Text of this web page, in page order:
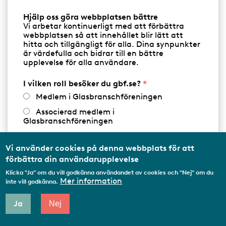
BILGLAS
Carglass® Avesta
https://www.carglass.se/workshops/workshop/avesta
/myntgatan-10-233
Myntgatan 10
774 30 AVESTA
Telefon:
Produkter & tjänster
BILGLAS
Hjälp oss göra webbplatsen bättre
Vi arbetar kontinuerligt med att förbättra
webbplatsen så att innehållet blir lätt att
hitta och tillgängligt för alla. Dina synpunkter
är värdefulla och bidrar till en bättre
upplevelse för alla användare.
I vilken roll besöker du gbf.se?
Medlem i Glasbranschföreningen
Associerad medlem i
Glasbranschföreningen
medlemsorganisation/Svenskt Näringsliv
Utbildningsaktör
Student
Annat...
Vi använder cookies på denna webbplats för att
förbättra din användarupplevelse
Klicka "Ja" om du vill godkänna användandet av cookies och "Nej" om du
inte vill godkänna. Mer information
Ja Nej